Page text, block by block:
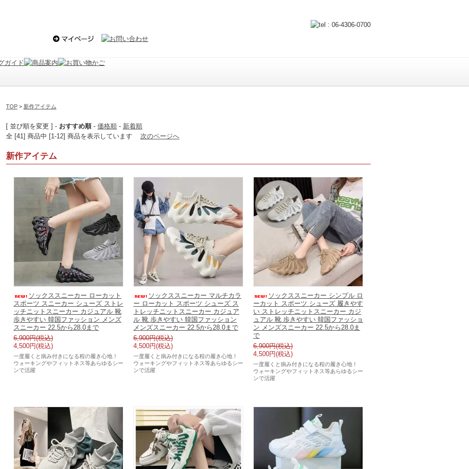
TOP > 新作アイテム
[ 並び順を変更 ] - おすすめ順- 価格順 - 新着順
全 [41] 商品中 [1-12] 商品を表示しています 次のページへ
新作アイテム
ソックススニーカー ローカット
スポーツ スニーカー シューズ ストレ
ッチニットスニーカー カジュアル 靴
歩きやすい 韓国ファッション メンズ
スニーカー 22.5から28.0まで
6,900円(税込)
4,500円(税込)
一度履くと病み付きになる程の履き心地！
ウォーキングやフィットネス等あらゆるシー
ンで活躍
ソックススニーカー マルチカラ
ー ローカット スポーツ シューズ ス
トレッチニットスニーカー カジュア
ル 靴 歩きやすい 韓国ファッション
メンズスニーカー 22.5から28.0まで
6,900円(税込)
4,500円(税込)
一度履くと病み付きになる程の履き心地！
ウォーキングやフィットネス等あらゆるシー
ンで活躍
ソックススニーカー シンプル ロ
ーカット スポーツ シューズ 履きやす
い ストレッチニットスニーカー カジ
ュアル 靴 歩きやすい 韓国ファッショ
ン メンズスニーカー 22.5から28.0ま
で
6,900円(税込)
4,500円(税込)
一度履くと病み付きになる程の履き心地！
ウォーキングやフィットネス等あらゆるシー
ンで活躍